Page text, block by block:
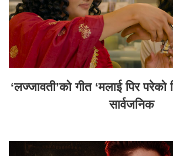
‘लज्जावती’को गीत ‘मलाई पिर परेको
सार्वजनिक